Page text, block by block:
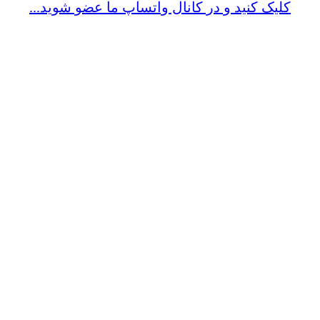
کلیک کنید و در کانال واتساپ ما عضو شوید...